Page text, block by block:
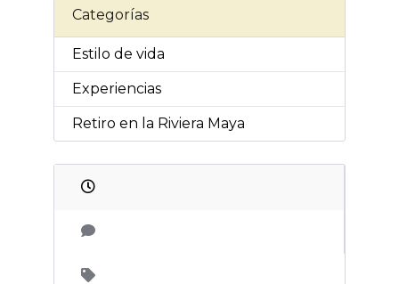
Categorías
Estilo de vida
Experiencias
Retiro en la Riviera Maya